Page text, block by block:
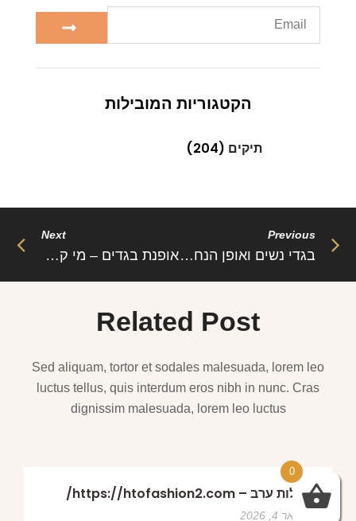
הקטגוריות המובילות
תיקים (204)
Previous
בגדי נשים ואופן הנחלתן במרחב הציבורי
Next
אופנת בגדים – מי קונה יותר?
Related Post
Sed aliquam, tortor et sodales malesuada, lorem leo
luctus tellus, quis interdum eros nibh in nunc. Cras
dignissim malesuada, lorem leo luctus
שמלות ערב – https://htofashion2.com/
פברואר 4, 2026
0